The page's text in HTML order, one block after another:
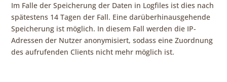
Im Falle der Speicherung der Daten in Logfiles ist dies nach
spätestens 14 Tagen der Fall. Eine darüberhinausgehende
Speicherung ist möglich. In diesem Fall werden die IP-
Adressen der Nutzer anonymisiert, sodass eine Zuordnung
des aufrufenden Clients nicht mehr möglich ist.